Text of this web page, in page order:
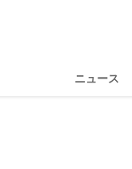
ニュース